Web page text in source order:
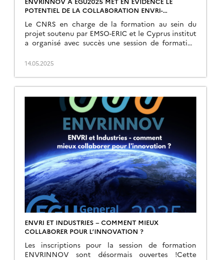
POTENTIEL DE LA COLLABORATION ENVRI-
Le CNRS en charge de la formation au sein du
projet soutenu par EMSO-ERIC et le Cyprus institut
a organisé avec succès une session de formation
14.05.2025
ENVRI ET INDUSTRIES – COMMENT MIEUX
COLLABORER POUR L’INNOVATION ?
Les inscriptions pour la session de formation
ENVRINNOV sont désormais ouvertes !Cette